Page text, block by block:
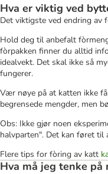
Hva er viktig ved
Det viktigste ved endring av
Hold deg til anbefalt
fòrpakken finner du alltid
idealvekt. Det skal ikke så
fungerer.
Vær nøye på at katten ikke
begrensede mengder, men
Obs: Ikke gjør noen
halvparten". Det kan føret
Flere tips for fòring av katt
Hva må jeg tenke